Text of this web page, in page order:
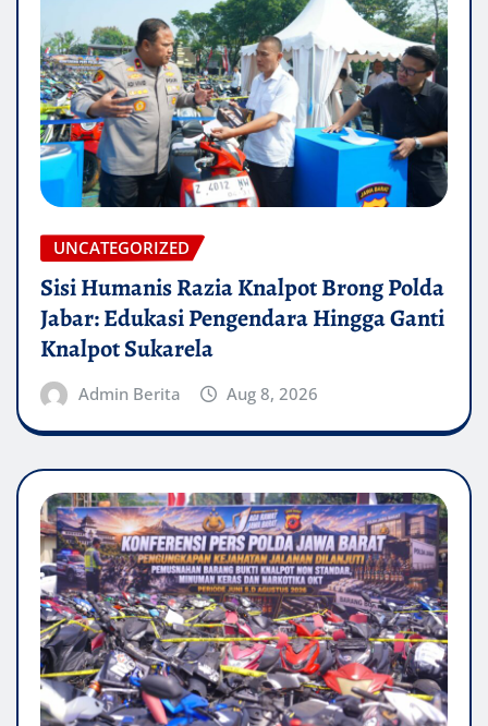
UNCATEGORIZED
Sisi Humanis Razia Knalpot Brong Polda
Jabar: Edukasi Pengendara Hingga Ganti
Knalpot Sukarela
Admin Berita Aug 8, 2026